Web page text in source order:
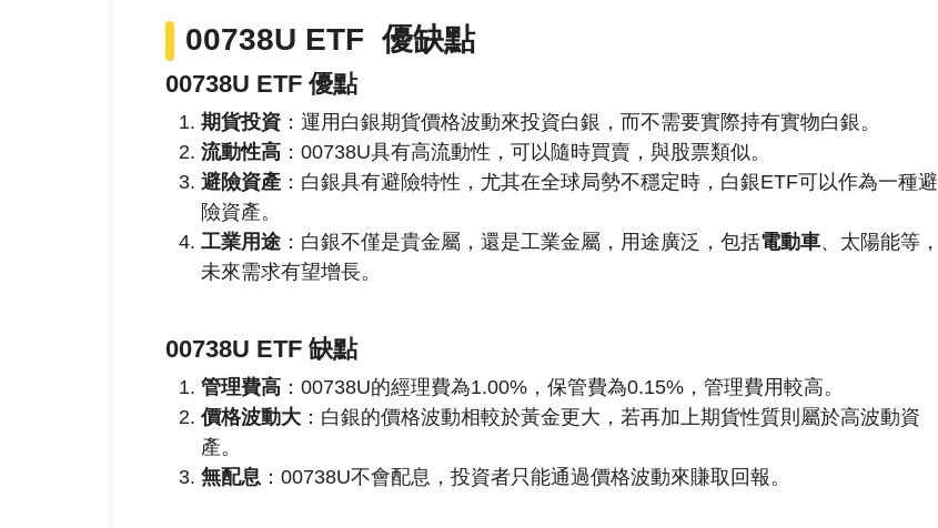
00738U ETF優缺點
00738U ETF 優點
期貨投資：運用白銀期貨價格波動來投資白銀，而不需要實際持有實物白銀。
流動性高：00738U具有高流動性，可以隨時買賣，與股票類似。
避險資產：白銀具有避險特性，尤其在全球局勢不穩定時，白銀ETF可以作為一種避
險資產。
工業用途：白銀不僅是貴金屬，還是工業金屬，用途廣泛，包括電動車、太陽能等，
未來需求有望增長。
00738U ETF 缺點
管理費高：00738U的經理費為1.00%，保管費為0.15%，管理費用較高。
價格波動大：白銀的價格波動相較於黃金更大，若再加上期貨性質則屬於高波動資
產。
無配息：00738U不會配息，投資者只能通過價格波動來賺取回報。